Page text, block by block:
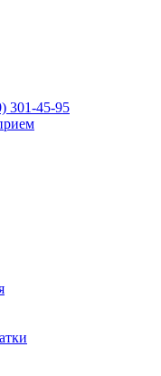
301-45-95